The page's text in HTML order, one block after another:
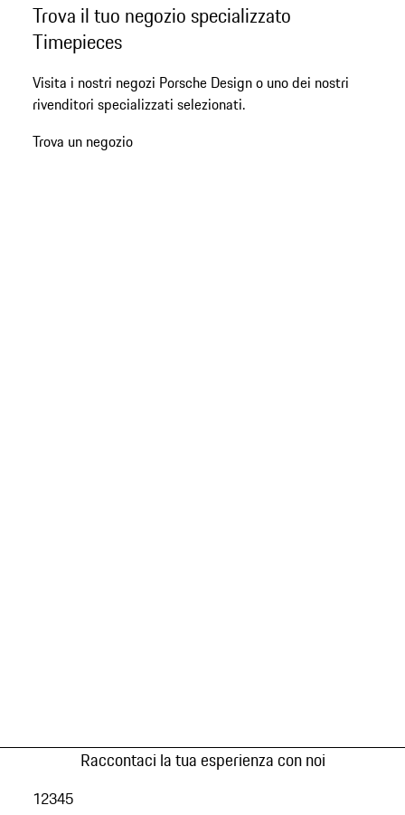
all'inizio
della
dei
prodotti
Trova il tuo negozio specializzato
Timepieces
Visita i nostri negozi Porsche Design o uno dei nostri
rivenditori specializzati selezionati.
Trova un negozio
Raccontaci la tua esperienza con noi
12345